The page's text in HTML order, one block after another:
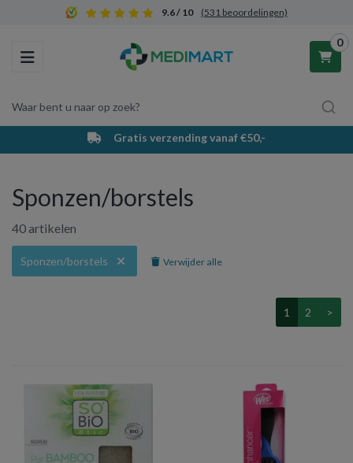
9.6 / 10 (531 beoordelingen)
Toggle navigation
Waar bent u naar op zoek?
0
Winkelwagen
Uw winkelwagen is leeg.
PostNL bezorging & afhaalpunten
Sponzen/borstels
40 artikelen
Sponzen/borstels Verwijder alle
1 2 >